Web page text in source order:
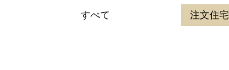
すべて 注文住宅